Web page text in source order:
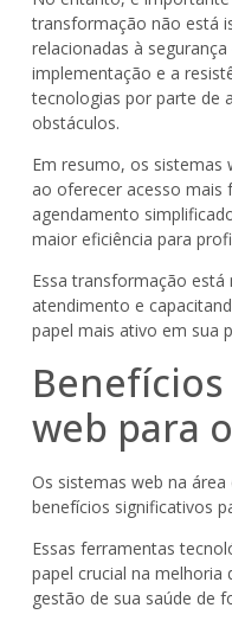
transformação não está
relacionadas à
implementação e a
tecnologias por parte de
obstáculos.
Em resumo, os sistemas
ao oferecer acesso mais
agendamento
maior eficiência para
Essa transformação
atendimento e
papel mais ativo em sua
web para
Os sistemas web na
benefícios significativos
Essas ferramentas
papel crucial na melhoria
gestão de sua saúde de